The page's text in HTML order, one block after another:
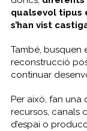
qualsevol tipus
s’han vist
També, busquen
reconstrucció
continuar
Per això, fan
recursos, canals
d’espai o